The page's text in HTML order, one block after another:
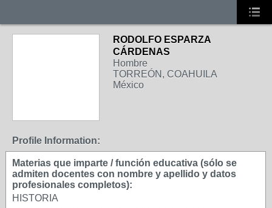
RODOLFO ESPARZA
CÁRDENAS
Hombre
TORREÓN, COAHUILA
México
Profile Information:
Materias que imparte / función educativa (sólo se
admiten docentes con nombre y apellido y datos
profesionales completos):
HISTORIA